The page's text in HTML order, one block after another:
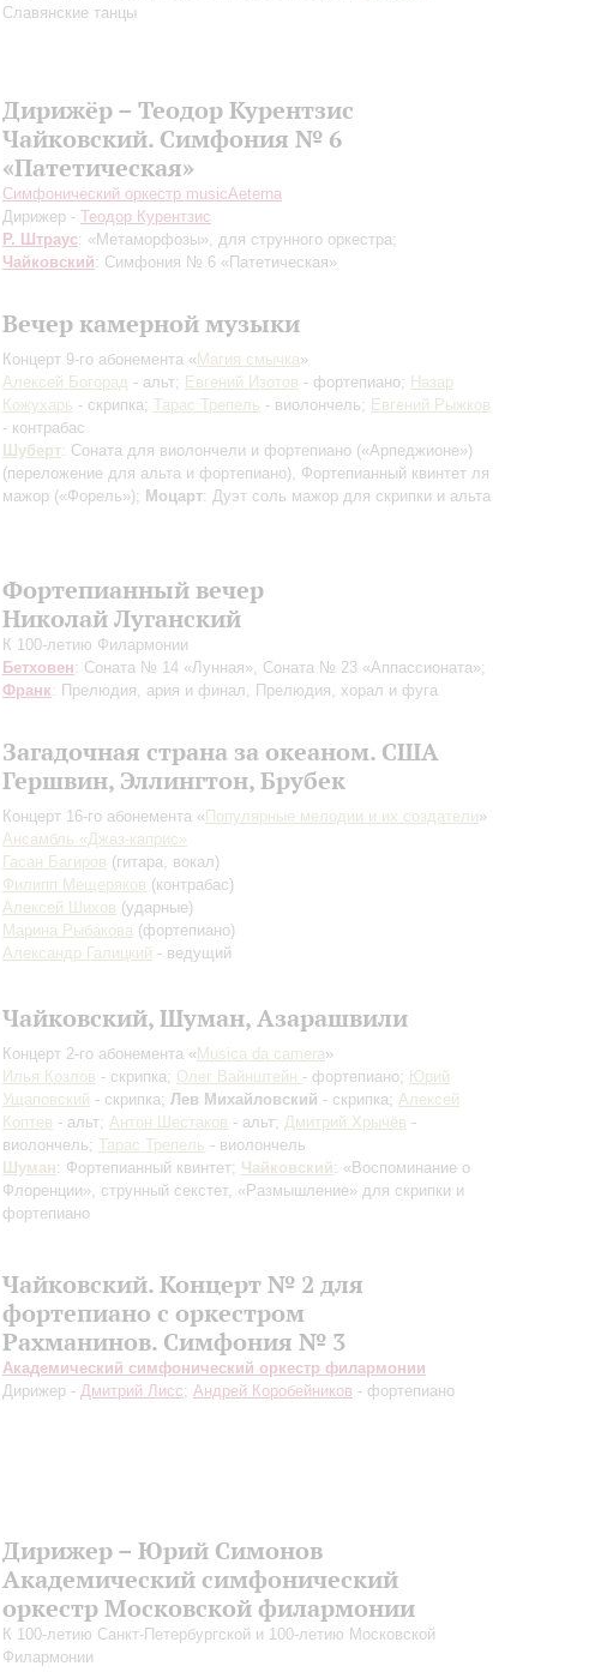
Славянские танцы
Дирижёр – Теодор Курентзис
Чайковский. Симфония № 6
«Патетическая»
Симфонический оркестр musicAeterna
Дирижер - Теодор Курентзис
Р. Штраус: «Метаморфозы», для струнного оркестра;
Чайковский: Симфония № 6 «Патетическая»
Вечер камерной музыки
Концерт 9-го абонемента « Магия смычка»
Алексей Богорад - альт; Евгений Изотов - фортепиано; Назар
Кожухарь - скрипка; Тарас Трепель - виолончель; Евгений Рыжков
- контрабас
Шуберт: Соната для виолончели и фортепиано («Арпеджионе»)
(переложение для альта и фортепиано), Фортепианный квинтет ля
мажор («Форель»); Моцарт: Дуэт соль мажор для скрипки и альта
Фортепианный вечер
Николай Луганский
К 100-летию Филармонии
Бетховен: Соната № 14 «Лунная», Соната № 23 «Аппассионата»;
Франк: Прелюдия, ария и финал, Прелюдия, хорал и фуга
Загадочная страна за океаном. США
Гершвин, Эллингтон, Брубек
Концерт 16-го абонемента « Популярные мелодии и их создатели»
Ансамбль «Джаз-каприс»
Гасан Багиров (гитара, вокал)
Филипп Мещеряков (контрабас)
Алексей Шихов (ударные)
Марина Рыбакова (фортепиано)
Александр Галицкий - ведущий
Чайковский, Шуман, Азарашвили
Концерт 2-го абонемента « Musica dа сamera»
Илья Козлов - скрипка; Олег Вайнштейн - фортепиано; Юрий
Ущаповский - скрипка; Лев Михайловский - скрипка; Алексей
Коптев - альт; Антон Шестаков - альт; Дмитрий Хрычёв -
виолончель; Тарас Трепель - виолончель
Шуман: Фортепианный квинтет; Чайковский: «Воспоминание о
Флоренции», струнный секстет, «Размышление» для скрипки и
фортепиано
Чайковский. Концерт № 2 для
фортепиано с оркестром
Рахманинов. Симфония № 3
Академический симфонический оркестр филармонии
Дирижер - Дмитрий Лисс; Андрей Коробейников - фортепиано
Дирижер – Юрий Симонов
Академический симфонический
оркестр Московской филармонии
К 100-летию Санкт-Петербургской и 100-летию Московской
Филармонии